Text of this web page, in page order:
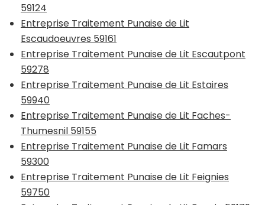
59124
Entreprise Traitement Punaise de Lit
Escaudoeuvres 59161
Entreprise Traitement Punaise de Lit Escautpont
59278
Entreprise Traitement Punaise de Lit Estaires
59940
Entreprise Traitement Punaise de Lit Faches-
Thumesnil 59155
Entreprise Traitement Punaise de Lit Famars
59300
Entreprise Traitement Punaise de Lit Feignies
59750